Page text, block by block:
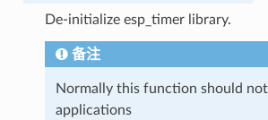
De-initialize esp_timer library.
备注
Normally this function should
applications